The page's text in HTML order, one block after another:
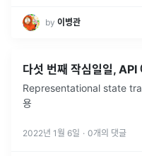
by 이병관
다섯 번째 작심일일,
Representational state
용
2022년 1월 6일 · 0개의 댓글